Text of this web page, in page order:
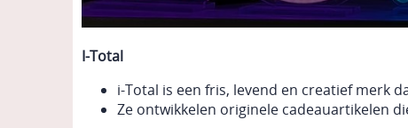
I-Total
i-Total is een fris, levend en creatief merk
Ze ontwikkelen originele cadeauartikelen